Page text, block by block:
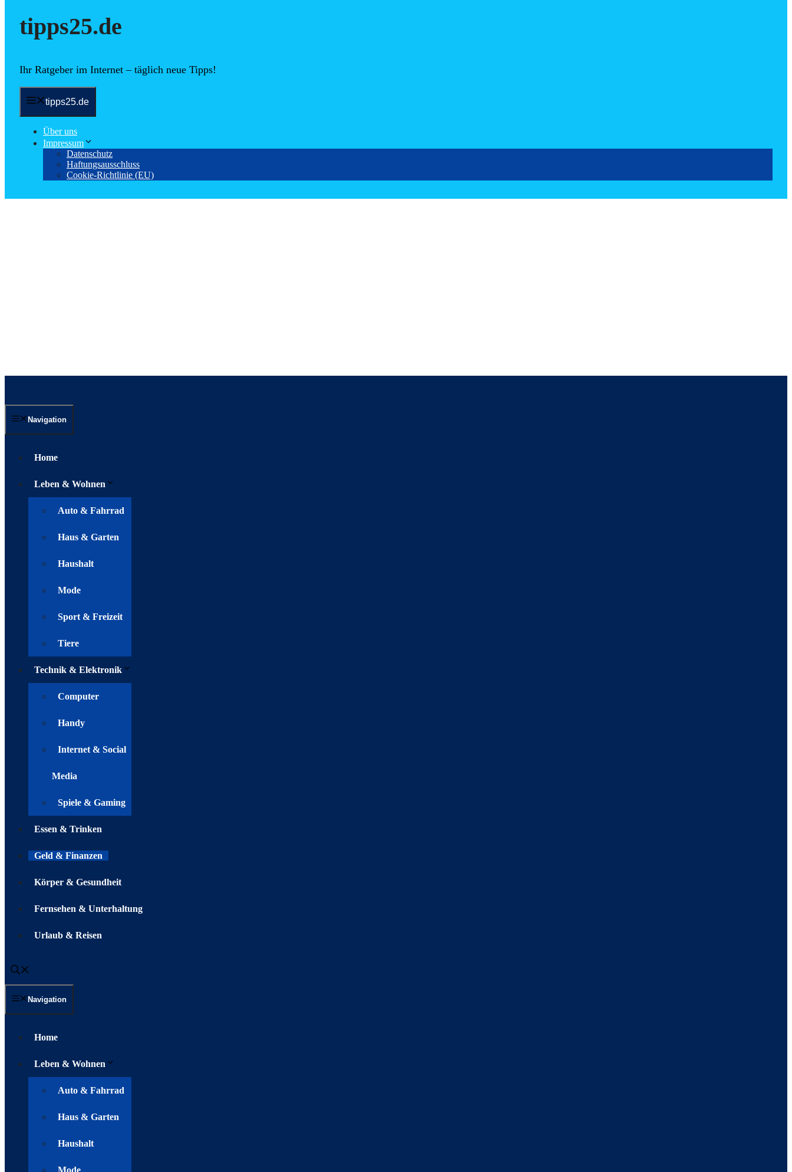
tipps25.de
Ihr Ratgeber im Internet – täglich neue Tipps!
tipps25.de
Über uns
Impressum
Datenschutz
Haftungsausschluss
Cookie-Richtlinie (EU)
Navigation
Home
Leben & Wohnen
Auto & Fahrrad
Haus & Garten
Haushalt
Mode
Sport & Freizeit
Tiere
Technik & Elektronik
Computer
Handy
Internet & Social
Media
Spiele & Gaming
Essen & Trinken
Geld & Finanzen
Körper & Gesundheit
Fernsehen & Unterhaltung
Urlaub & Reisen
Navigation
Home
Leben & Wohnen
Auto & Fahrrad
Haus & Garten
Haushalt
Mode